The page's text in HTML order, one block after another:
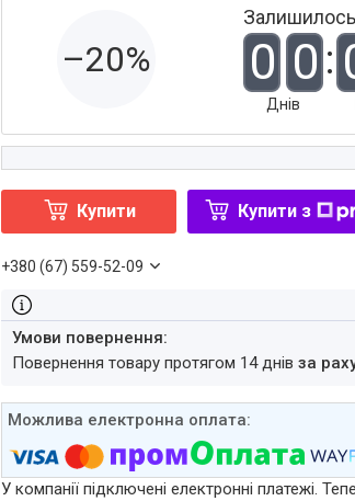
–20%
Залишилось
0 0
Днів
Купити Купити з
+380 (67) 559-52-09
повернення товару протягом 14 днівза
У компанії підключені електронні платежі.